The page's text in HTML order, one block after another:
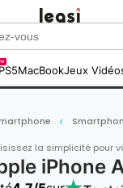
PS5MacBookJeux
la simplicité pour
iPhone